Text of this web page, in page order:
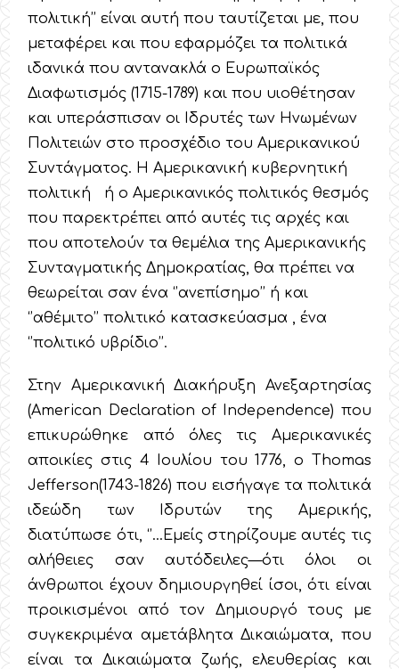
πολιτική’’ είναι αυτή που ταυτίζεται με, που
μεταφέρει και που εφαρμόζει τα πολιτικά
ιδανικά που αντανακλά ο Ευρωπαϊκός
Διαφωτισμός (1715-1789) και που υιοθέτησαν
και υπεράσπισαν οι Ιδρυτές των Ηνωμένων
Πολιτειών στο προσχέδιο του Αμερικανικού
Συντάγματος. Η Αμερικανική κυβερνητική
πολιτική ή ο Αμερικανικός πολιτικός θεσμός
που παρεκτρέπει από αυτές τις αρχές και
που αποτελούν τα θεμέλια της Αμερικανικής
Συνταγματικής Δημοκρατίας, θα πρέπει να
θεωρείται σαν ένα ‘’ανεπίσημο’’ ή και
‘’αθέμιτο’’ πολιτικό κατασκεύασμα , ένα
‘’πολιτικό υβρίδιο’’.
Στην Αμερικανική Διακήρυξη Ανεξαρτησίας
(American Declaration of Independence) που
επικυρώθηκε από όλες τις Αμερικανικές
αποικίες στις 4 Ιουλίου του 1776, ο Thomas
Jefferson(1743-1826) που εισήγαγε τα πολιτικά
ιδεώδη των Ιδρυτών της Αμερικής,
διατύπωσε ότι, ‘’…Εμείς στηρίζουμε αυτές τις
αλήθειες σαν αυτόδειλες—ότι όλοι οι
άνθρωποι έχουν δημιουργηθεί ίσοι, ότι είναι
προικισμένοι από τον Δημιουργό τους με
συγκεκριμένα αμετάβλητα Δικαιώματα, που
είναι τα Δικαιώματα ζωής, ελευθερίας και